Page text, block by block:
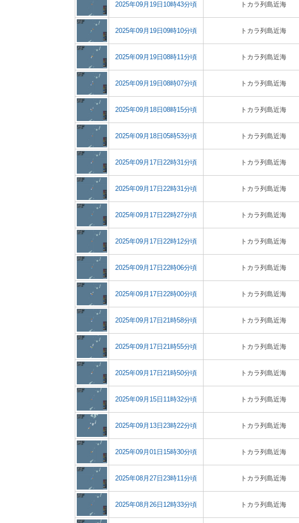
2025年09月19日10時43分頃 トカラ列島近海
2025年09月19日09時10分頃 トカラ列島近海
2025年09月19日08時11分頃 トカラ列島近海
2025年09月19日08時07分頃 トカラ列島近海
2025年09月18日08時15分頃 トカラ列島近海
2025年09月18日05時53分頃 トカラ列島近海
2025年09月17日22時31分頃 トカラ列島近海
2025年09月17日22時31分頃 トカラ列島近海
2025年09月17日22時27分頃 トカラ列島近海
2025年09月17日22時12分頃 トカラ列島近海
2025年09月17日22時06分頃 トカラ列島近海
2025年09月17日22時00分頃 トカラ列島近海
2025年09月17日21時58分頃 トカラ列島近海
2025年09月17日21時55分頃 トカラ列島近海
2025年09月17日21時50分頃 トカラ列島近海
2025年09月15日11時32分頃 トカラ列島近海
2025年09月13日23時22分頃 トカラ列島近海
2025年09月01日15時30分頃 トカラ列島近海
2025年08月27日23時11分頃 トカラ列島近海
2025年08月26日12時33分頃 トカラ列島近海